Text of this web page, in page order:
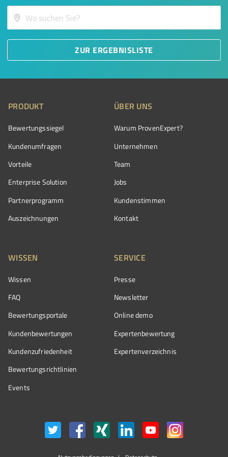
ZUR ERGEBNISLISTE
PRODUKT
Bewertungssiegel
Kundenumfragen
Vorteile
Enterprise Solution
Partnerprogramm
Auszeichnungen
ÜBER UNS
Warum ProvenExpert?
Unternehmen
Team
Jobs
Kundenstimmen
Kontakt
WISSEN
Wissen
FAQ
Bewertungsportale
Kundenbewertungen
Kundenzufriedenheit
Bewertungs­richtlinien
Events
SERVICE
Presse
Newsletter
Online demo
Expertenbewertung
Expertenverzeichnis